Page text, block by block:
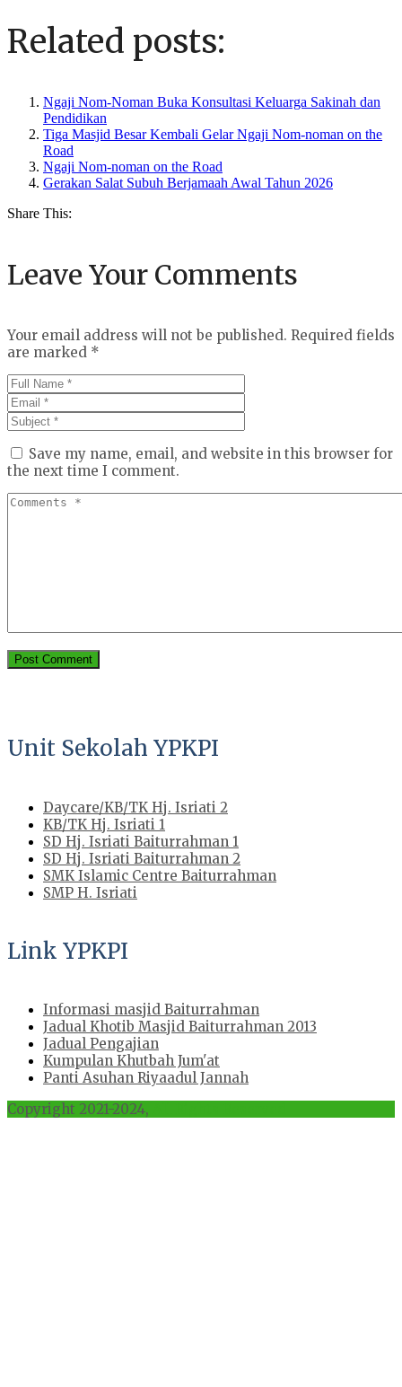
Related posts:
Ngaji Nom-Noman Buka Konsultasi Keluarga Sakinah dan
Pendidikan
Tiga Masjid Besar Kembali Gelar Ngaji Nom-noman on the
Road
Ngaji Nom-noman on the Road
Gerakan Salat Subuh Berjamaah Awal Tahun 2026
Share This:
Leave Your Comments
Your email address will not be published. Required fields
are marked *
Save my name, email, and website in this browser for
the next time I comment.
Unit Sekolah YPKPI
Daycare/KB/TK Hj. Isriati 2
KB/TK Hj. Isriati 1
SD Hj. Isriati Baiturrahman 1
SD Hj. Isriati Baiturrahman 2
SMK Islamic Centre Baiturrahman
SMP H. Isriati
Link YPKPI
Informasi masjid Baiturrahman
Jadual Khotib Masjid Baiturrahman 2013
Jadual Pengajian
Kumpulan Khutbah Jum'at
Panti Asuhan Riyaadul Jannah
Copyright 2021-2024,